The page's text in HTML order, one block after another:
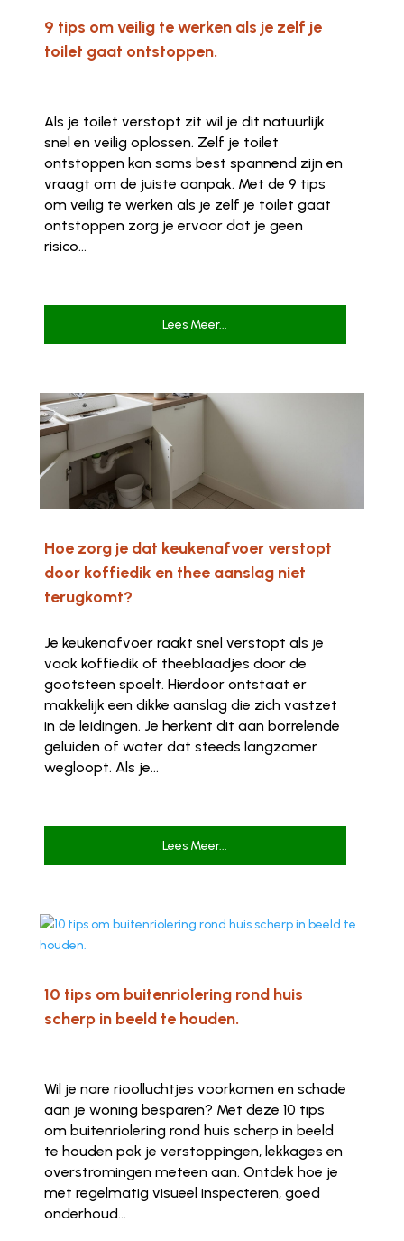
9 tips om veilig te werken als je zelf je
toilet gaat ontstoppen.
Als je toilet verstopt zit wil je dit natuurlijk
snel en veilig oplossen. Zelf je toilet
ontstoppen kan soms best spannend zijn en
vraagt om de juiste aanpak. Met de 9 tips
om veilig te werken als je zelf je toilet gaat
ontstoppen zorg je ervoor dat je geen
risico...
Lees Meer...
Hoe zorg je dat keukenafvoer verstopt
door koffiedik en thee aanslag niet
terugkomt?
Je keukenafvoer raakt snel verstopt als je
vaak koffiedik of theeblaadjes door de
gootsteen spoelt. Hierdoor ontstaat er
makkelijk een dikke aanslag die zich vastzet
in de leidingen. Je herkent dit aan borrelende
geluiden of water dat steeds langzamer
wegloopt. Als je...
Lees Meer...
10 tips om buitenriolering rond huis
scherp in beeld te houden.
Wil je nare rioolluchtjes voorkomen en schade
aan je woning besparen? Met deze 10 tips
om buitenriolering rond huis scherp in beeld
te houden pak je verstoppingen, lekkages en
overstromingen meteen aan. Ontdek hoe je
met regelmatig visueel inspecteren, goed
onderhoud...